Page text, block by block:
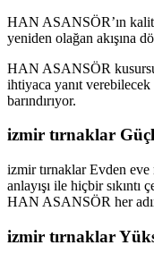
HAN ASANSÖR’ın
yeniden olağan akışına
HAN ASANSÖR
ihtiyaca yanıt
barındırıyor.
izmir tırnaklar
izmir tırnaklar Evden
anlayışı ile hiçbir
HAN ASANSÖR her
izmir tırnaklar